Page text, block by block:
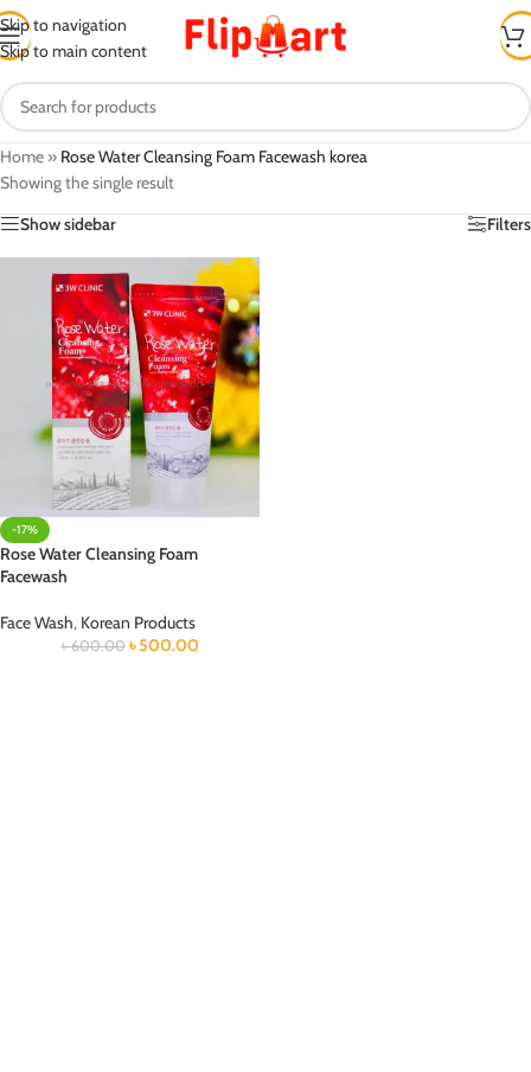
Skip to navigation
Skip to main content
Home » Rose Water Cleansing Foam Facewash korea
Showing the single result
Show sidebar
Filters
-17%
Rose Water Cleansing Foam
Facewash
Face Wash, Korean Products
৳600.00 ৳500.00